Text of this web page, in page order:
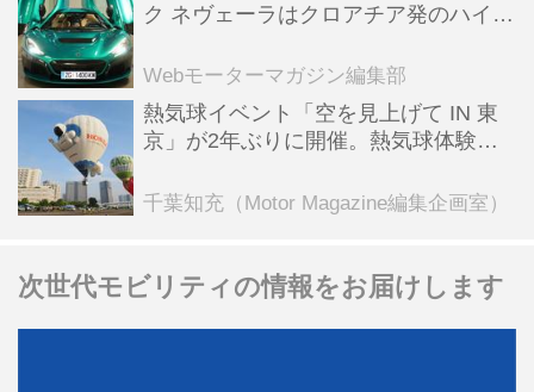
ク ネヴェーラはクロアチア発のハイパ
全版／115】
Webモーターマガジン編集部
熱気球イベント「空を見上げて IN 東
京」が2年ぶりに開催。熱気球体験搭
ンテンツも
千葉知充（Motor Magazine編集企画室）
次世代モビリティの情報をお届けします